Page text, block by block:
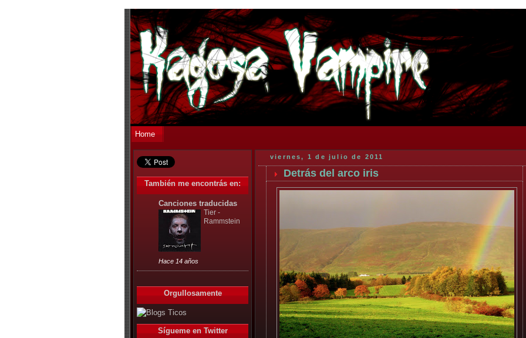
Home
También me encontrás en:
Canciones traducidas
Tier -
Rammstein
Hace 14 años
Orgullosamente
Sígueme en Twitter
viernes, 1 de julio de 2011
Detrás del arco iris